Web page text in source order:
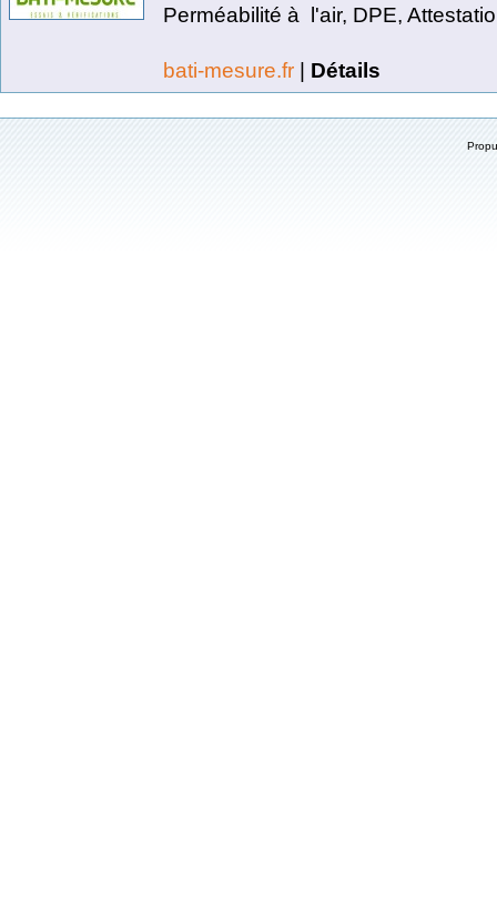
Perméabilité à l'air, DPE,
bati-mesure.fr | Détails